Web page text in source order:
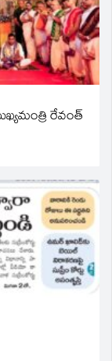
రేవంత్